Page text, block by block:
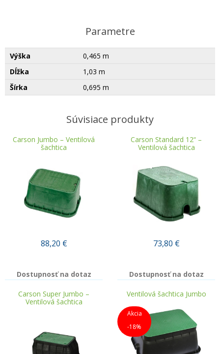
Parametre
Výška
0,465 m
Dĺžka
1,03 m
Šírka
0,695 m
Súvisiace produkty
Carson Jumbo – Ventilová
šachtica
88,20 €
Dostupnosť na dotaz
Carson Standard 12“ –
Ventilová šachtica
73,80 €
Dostupnosť na dotaz
Carson Super Jumbo –
Ventilová šachtica
Ventilová šachtica Jumbo
Akcia
-18%